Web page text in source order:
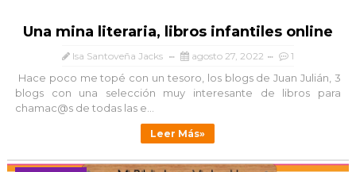
Una mina literaria, libros infantiles online
Isa Santoveña Jacks agosto 27, 2022 1
Hace poco me topé con un tesoro, los blogs de Juan Julián, 3
blogs con una selección muy interesante de libros para
chamac@s de todas las e...
Leer Más»